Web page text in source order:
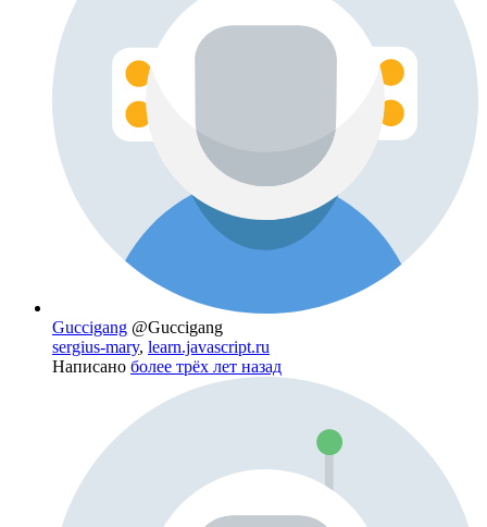
Guccigang @Guccigang
sergius-mary, learn.javascript.ru
Написано более трёх лет назад